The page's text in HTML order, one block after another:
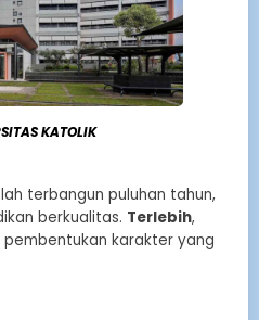
KATOLIK
terbangun puluhan tahun,
berkualitas. Terlebih,
karakter yang